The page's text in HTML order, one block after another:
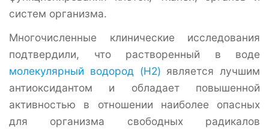
систем организма.
Многочисленные клинические исследования
подтвердили, что растворенный в воде
молекулярный водород (H2) является лучшим
антиоксидантом и обладает повышенной
активностью в отношении наиболее опасных
для организма свободных радикалов